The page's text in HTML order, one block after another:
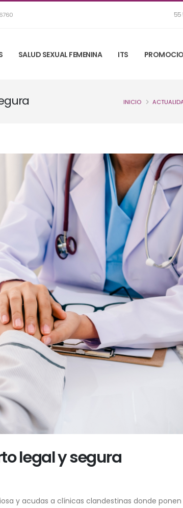
55
SALUD SEXUAL FEMENINA ITS
INICIO
legal y segura
y acudas a clínicas clandestinas donde ponen